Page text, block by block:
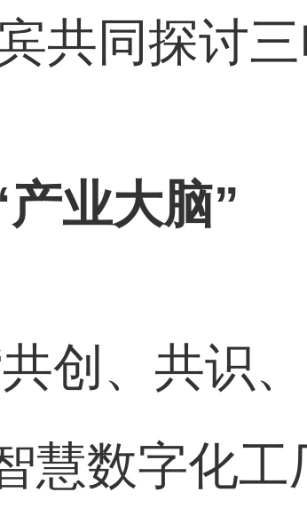
共同探讨
业大脑”
创、共识
慧数字化